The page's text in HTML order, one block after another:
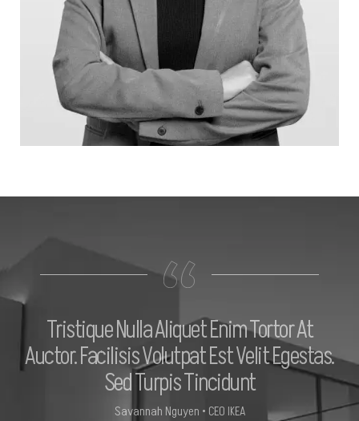
Tristique Nulla Aliquet Enim Tortor At
Auctor. Facilisis Volutpat Est Velit Egestas.
Sed Turpis Tincidunt
Savannah Nguyen • CEO IKEA